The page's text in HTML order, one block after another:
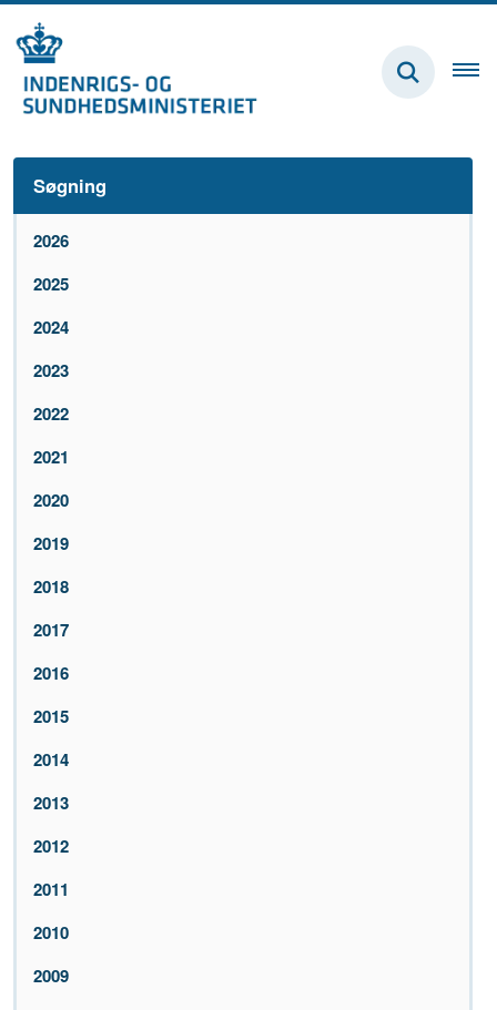
Søgning
2026
2025
2024
2023
2022
2021
2020
2019
2018
2017
2016
2015
2014
2013
2012
2011
2010
2009